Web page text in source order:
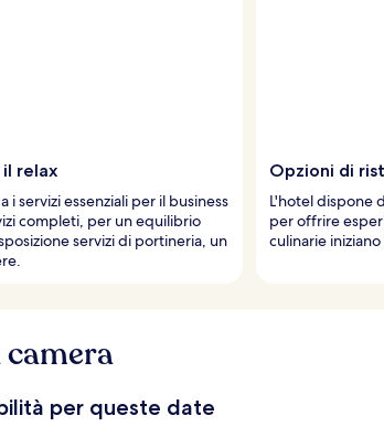
i
a
t
relax
i servizi essenziali per il business
completi, per un equilibrio
servizi di portineria, un
Opzioni di
L'hotel dispone
per offrire
culinarie
per queste date